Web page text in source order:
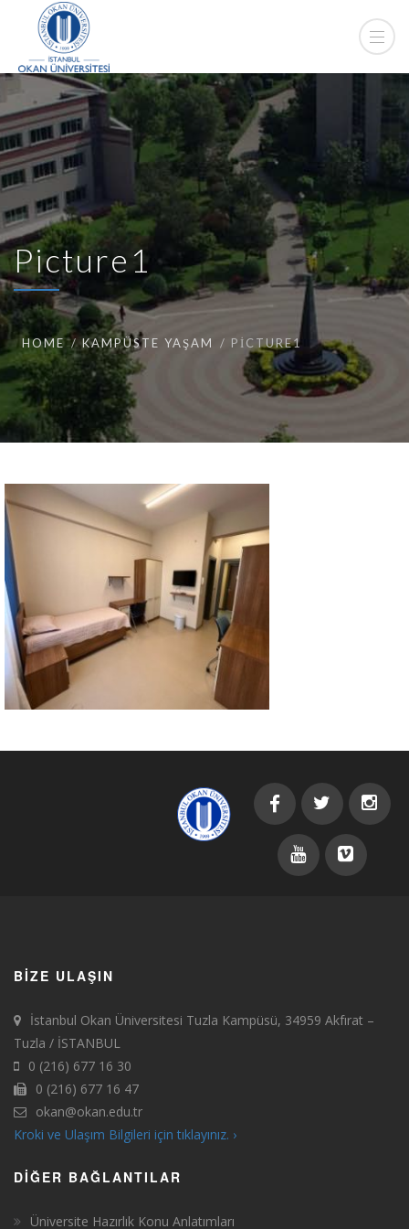
Picture1
HOME KAMPÜSTE YAŞAM PICTURE1
BIZE ULAŞIN
İstanbul Okan Üniversitesi Tuzla Kampüsü, 34959 Akfırat –
Tuzla / İSTANBUL
0 (216) 677 16 30
0 (216) 677 16 47
okan@okan.edu.tr
Kroki ve Ulaşım Bilgileri için tıklayınız. ›
DIĞER BAĞLANTILAR
Üniversite Hazırlık Konu Anlatımları